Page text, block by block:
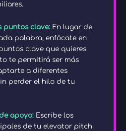
puntos clave: En lugar de
palabra, enfócate en
clave que quieres
te permitirá ser más
a diferentes
perder el hilo de tu
apoyo: Escribe los
de tu elevator pitch